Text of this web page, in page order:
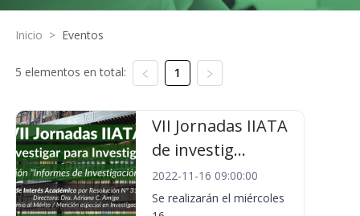
Inicio > Eventos
5 elementos en total: 1
VII Jornadas IIATA
de investig...
2022-11-16 09:00:00
Se realizarán el miércoles